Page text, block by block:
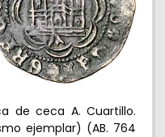
de ceca A. Cuartillo.
ejemplar) (AB. 764